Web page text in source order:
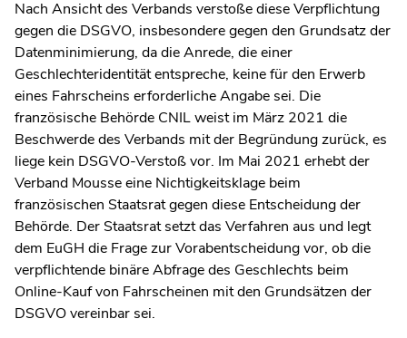
Nach Ansicht des Verbands verstoße diese Verpflichtung
gegen die DSGVO, insbesondere gegen den Grundsatz der
Datenminimierung, da die Anrede, die einer
Geschlechteridentität entspreche, keine für den Erwerb
eines Fahrscheins erforderliche Angabe sei. Die
französische Behörde CNIL weist im März 2021 die
Beschwerde des Verbands mit der Begründung zurück, es
liege kein DSGVO-Verstoß vor. Im Mai 2021 erhebt der
Verband Mousse eine Nichtigkeitsklage beim
französischen Staatsrat gegen diese Entscheidung der
Behörde. Der Staatsrat setzt das Verfahren aus und legt
dem EuGH die Frage zur Vorabentscheidung vor, ob die
verpflichtende binäre Abfrage des Geschlechts beim
Online-Kauf von Fahrscheinen mit den Grundsätzen der
DSGVO vereinbar sei.